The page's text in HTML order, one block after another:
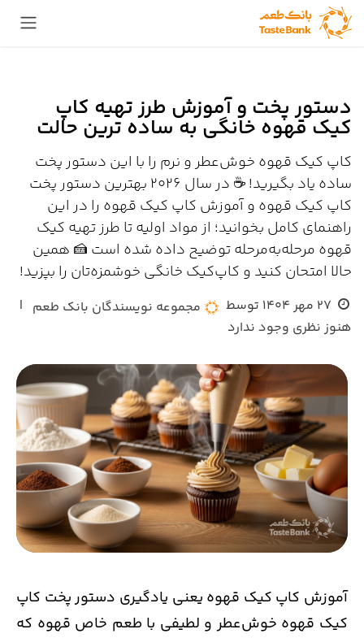
Skip to Content
دستور پخت و آموزش طرز تهیه کاپ
کیک قهوه خانگی به ساده ترین حالت
کاپ کیک قهوه خوش‌عطر و نرم را با این دستور پخت
ساده یاد بگیرید! ☕ در سال 2026 بهترین دستور پخت
کاپ کیک قهوه و آموزش کاپ کیک قهوه را در این
راهنمای کامل بخوانید؛ از مواد اولیه تا طرز تهیه کیک
قهوه مرحله‌به‌مرحله توضیح داده شده است 🍰 همین
حالا امتحان کنید و کاپ‌کیک خانگی خوشمزه‌تان را بپزید!
27 مهر 1404 توسط مجموعه نویسندگان بانک طعم |
هنوز نظری وجود ندارد
آموزش کاپ کیک قهوه یعنی یادگیری دستور پخت کاپ
کیک قهوه خوش‌عطر و لطیفی با طعم خاص قهوه که